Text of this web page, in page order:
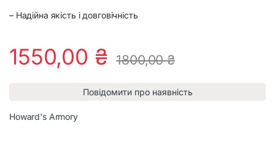
– Надійна якість і довговічність
1550,00 ₴ 1800,00₴
Повідомити про наявність
Howard's Armory